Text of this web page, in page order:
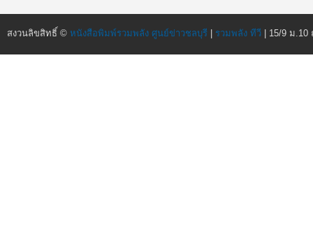
สงวนลิขสิทธิ์ © หนังสือพิมพ์รวมพลัง ศูนย์ข่าวชลบุรี | รวมพลัง ทีวี | 15/9 ม.10